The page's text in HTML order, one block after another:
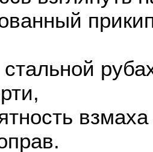
взмаха